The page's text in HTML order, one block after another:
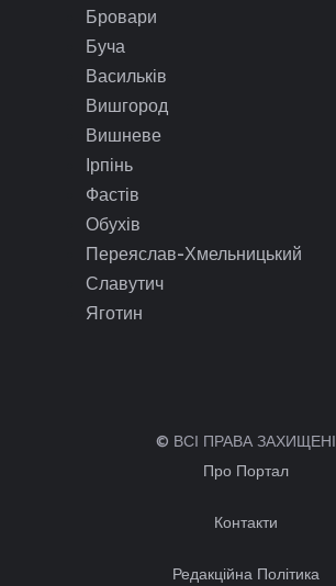
Бровари
Буча
Васильків
Вишгород
Вишневе
Ірпінь
Фастів
Обухів
Переяслав-Хмельницький
Славутич
Яготин
© ВСІ ПРАВА ЗАХИЩЕНІ
Про Портал
Контакти
Редакційна Політика